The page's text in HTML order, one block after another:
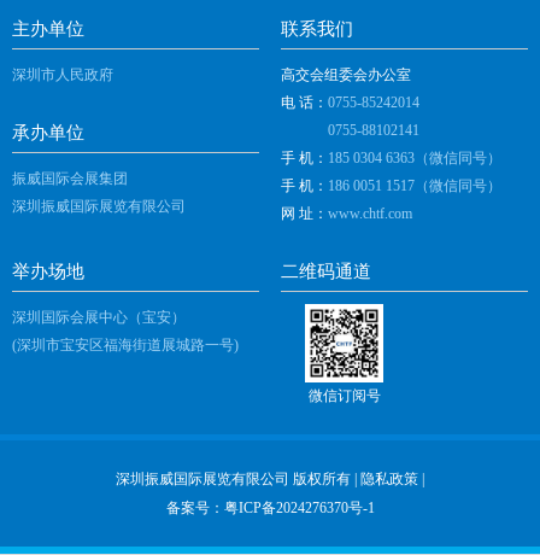
主办单位
深圳市人民政府
承办单位
振威国际会展集团
深圳振威国际展览有限公司
联系我们
高交会组委会办公室
电 话： 0755-85242014
0755-88102141
手 机： 185 0304 6363（微信同号）
手 机： 186 0051 1517（微信同号）
网 址： www.chtf.com
举办场地
深圳国际会展中心（宝安）
(深圳市宝安区福海街道展城路一号)
二维码通道
微信订阅号
深圳振威国际展览有限公司 版权所有 | 隐私政策
备案号： 粤ICP备2024276370号-1